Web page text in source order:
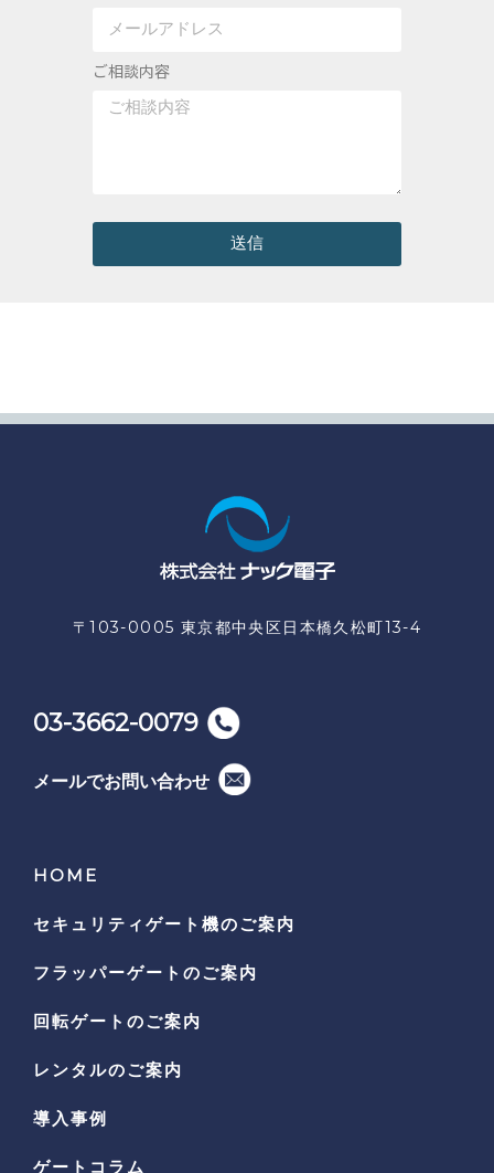
ご相談内容
送信
〒103-0005 東京都中央区日本橋久松町13-4
03-3662-0079
メールでお問い合わせ
HOME
セキュリティゲート機のご案内
フラッパーゲートのご案内
回転ゲートのご案内
レンタルのご案内
導入事例
ゲートコラム